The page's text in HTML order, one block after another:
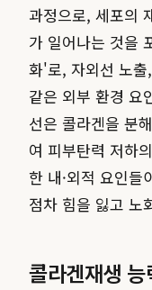
과정으로, 세포의
가 일어나는 것을
화'로, 자외선 노
같은 외부 환경 요
선은 콜라겐을 분
여 피부탄력 저하
한 내·외적 요인들
점차 힘을 잃고 노
콜라겐재생